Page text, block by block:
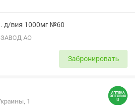
д/вия 1000мг №60
АО
Забронировать
1